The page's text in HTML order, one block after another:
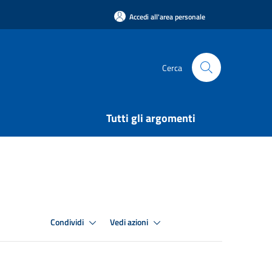
Accedi all'area personale
Cerca
Tutti gli argomenti
Condividi Vedi azioni